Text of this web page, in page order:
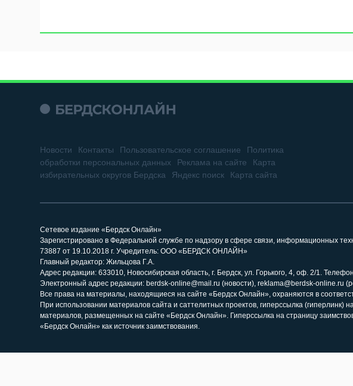
Новости Контакты Пользовательское соглашение
Политика
обработки персональных данных
Реклама на сайте
Карта
избирательных округов Бердска
Яндекс поиск Карта сайта
Сетевое издание «Бердск Онлайн»
Зарегистрировано в Федеральной службе по надзору в сфере связи, информационных
73887 от 19.10.2018 г. Учредитель: ООО «БЕРДСК ОНЛАЙН»
Главный редактор: Жильцова Г.А.
Адрес редакции: 633010, Новосибирская область, г. Бердск, ул. Горького, 4, оф. 2/1.
Электронный адрес редакции: berdsk-online@mail.ru (новости), reklama@berdsk-online.ru
Все права на материалы, находящиеся на сайте «Бердск Онлайн», охраняются в
При использовании материалов сайта и саттелитных проектов, гиперссылка
материалов, размещенных на сайте «Бердск Онлайн». Гиперссылка на страницу
«Бердск Онлайн» как источник заимствования.